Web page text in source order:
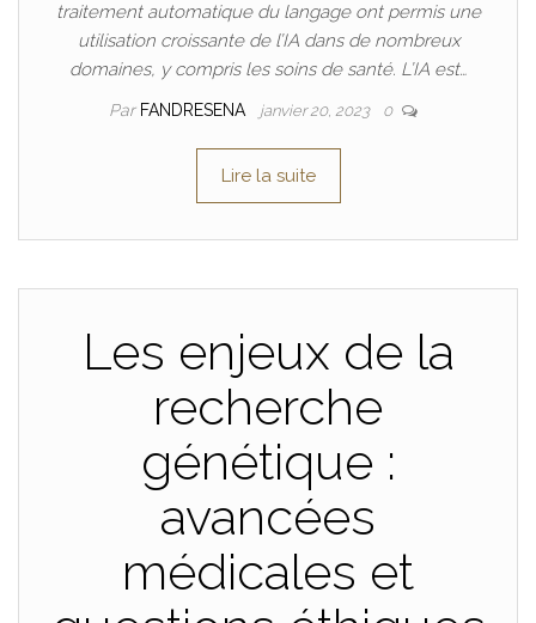
traitement automatique du langage ont permis une
utilisation croissante de l’IA dans de nombreux
domaines, y compris les soins de santé. L’IA est…
Par FANDRESENA janvier 20, 2023 0
Lire la suite
Les enjeux de la
recherche
génétique :
avancées
médicales et